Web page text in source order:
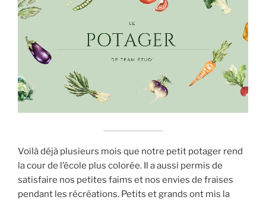
est
arrivé
Voilà déjà plusieurs mois que notre petit potager rend
la cour de l’école plus colorée. Il a aussi permis de
satisfaire nos petites faims et nos envies de fraises
pendant les récréations. Petits et grands ont mis la